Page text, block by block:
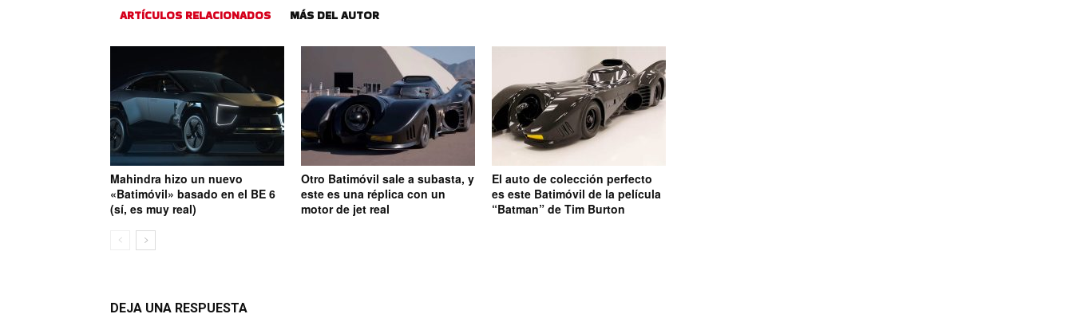
ARTÍCULOS RELACIONADOS MÁS DEL AUTOR
Mahindra hizo un nuevo
«Batimóvil» basado en el BE 6
(sí, es muy real)
Otro Batimóvil sale a subasta, y
este es una réplica con un
motor de jet real
El auto de colección perfecto
es este Batimóvil de la película
“Batman” de Tim Burton
DEJA UNA RESPUESTA